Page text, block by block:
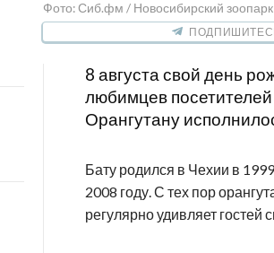
Фото: Сиб.фм / Новосибирский зоопарк
ПОДПИШИТЕСЬ
8 августа свой день
любимцев
Орангутану
Бату родился в Чехии в
2008 году. С тех пор
регулярно удивляет гостей